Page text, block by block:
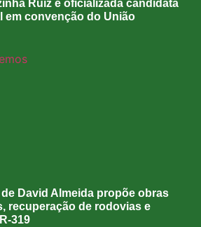
Ruiz é oficializada candidata
em convenção do União
David Almeida propõe obras
recuperação de rodovias e
319